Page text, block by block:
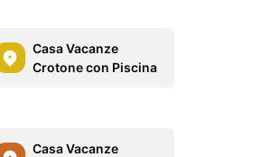
Casa Vacanze
Crotone con Piscina
Casa Vacanze